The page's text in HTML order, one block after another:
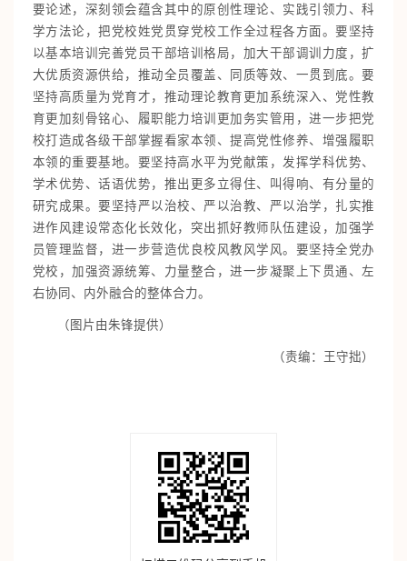
要论述，深刻领会蕴含其中的原创性理论、实践引领力、科
学方法论，把党校姓党贯穿党校工作全过程各方面。要坚持
以基本培训完善党员干部培训格局，加大干部调训力度，扩
大优质资源供给，推动全员覆盖、同质等效、一贯到底。要
坚持高质量为党育才，推动理论教育更加系统深入、党性教
育更加刻骨铭心、履职能力培训更加务实管用，进一步把党
校打造成各级干部掌握看家本领、提高党性修养、增强履职
本领的重要基地。要坚持高水平为党献策，发挥学科优势、
学术优势、话语优势，推出更多立得住、叫得响、有分量的
研究成果。要坚持严以治校、严以治教、严以治学，扎实推
进作风建设常态化长效化，突出抓好教师队伍建设，加强学
员管理监督，进一步营造优良校风教风学风。要坚持全党办
党校，加强资源统筹、力量整合，进一步凝聚上下贯通、左
右协同、内外融合的整体合力。
（图片由朱锋提供）
（责编：王守拙）